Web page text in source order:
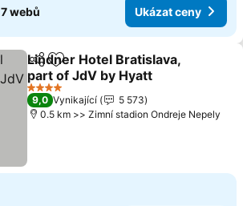
7 webů Ukázat ceny
SdíletPřidat na seznam oblíbených
Lindner Hotel Bratislava,
part of JdV by Hyatt
Ukázat ceny
4 Počet hvězdiček
9,0 Vynikající
5 573
0.5 km >> Zimní stadion Ondreje Nepely